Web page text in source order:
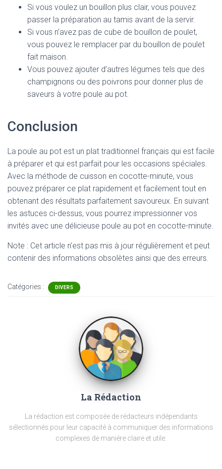
Si vous voulez un bouillon plus clair, vous pouvez
passer la préparation au tamis avant de la servir.
Si vous n’avez pas de cube de bouillon de poulet,
vous pouvez le remplacer par du bouillon de poulet
fait maison.
Vous pouvez ajouter d’autres légumes tels que des
champignons ou des poivrons pour donner plus de
saveurs à votre poule au pot.
Conclusion
La poule au pot est un plat traditionnel français qui est facile
à préparer et qui est parfait pour les occasions spéciales.
Avec la méthode de cuisson en cocotte-minute, vous
pouvez préparer ce plat rapidement et facilement tout en
obtenant des résultats parfaitement savoureux. En suivant
les astuces ci-dessus, vous pourrez impressionner vos
invités avec une délicieuse poule au pot en cocotte-minute.
Note : Cet article n'est pas mis à jour régulièrement et peut
contenir des informations obsolètes ainsi que des erreurs.
Catégories : DIVERS
La Rédaction
La rédaction est composée de rédacteurs indépendants
sélectionnés pour leur capacité à communiquer des informations
complexes de manière claire et utile.